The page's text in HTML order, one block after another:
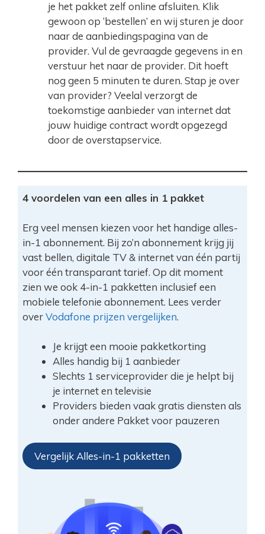
je het pakket zelf online afsluiten. Klik
gewoon op ‘bestellen’ en wij sturen je door
naar de aanbiedingspagina van de
provider. Vul de gevraagde gegevens in en
verstuur het naar de provider. Dit hoeft
nog geen 5 minuten te duren. Stap je over
van provider? Veelal verzorgt de
toekomstige aanbieder van internet dat
jouw huidige contract wordt opgezegd
door de overstapservice.
4 voordelen van een alles in 1 pakket
Erg veel mensen kiezen voor het handige alles-
in-1 abonnement. Bij zo’n abonnement krijg jij
vast bellen, digitale TV & internet van één partij
voor één transparant tarief. Op dit moment
zien we ook 4-in-1 pakketten inclusief een
mobiele telefonie abonnement. Lees verder
overVodafone prijzen vergelijken.
Je krijgt een mooie pakketkorting
Alles handig bij 1 aanbieder
Slechts 1 serviceprovider die je helpt bij
je internet en televisie
Providers bieden vaak gratis diensten als
onder andere Pakket voor pauzeren
Vergelijk Alles-in-1 pakketten